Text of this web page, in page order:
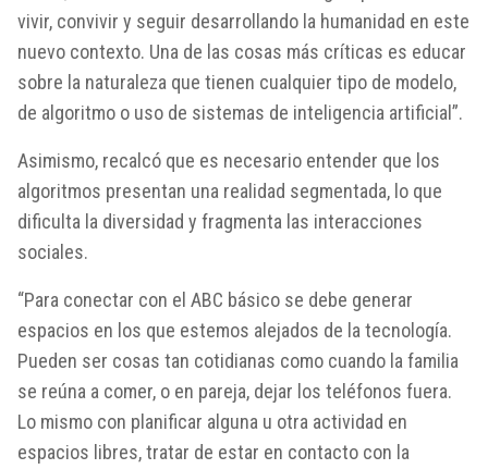
vivir, convivir y seguir desarrollando la humanidad en este
nuevo contexto. Una de las cosas más críticas es educar
sobre la naturaleza que tienen cualquier tipo de modelo,
de algoritmo o uso de sistemas de inteligencia artificial”.
Asimismo, recalcó que es necesario entender que los
algoritmos presentan una realidad segmentada, lo que
dificulta la diversidad y fragmenta las interacciones
sociales.
“Para conectar con el ABC básico se debe generar
espacios en los que estemos alejados de la tecnología.
Pueden ser cosas tan cotidianas como cuando la familia
se reúna a comer, o en pareja, dejar los teléfonos fuera.
Lo mismo con planificar alguna u otra actividad en
espacios libres, tratar de estar en contacto con la